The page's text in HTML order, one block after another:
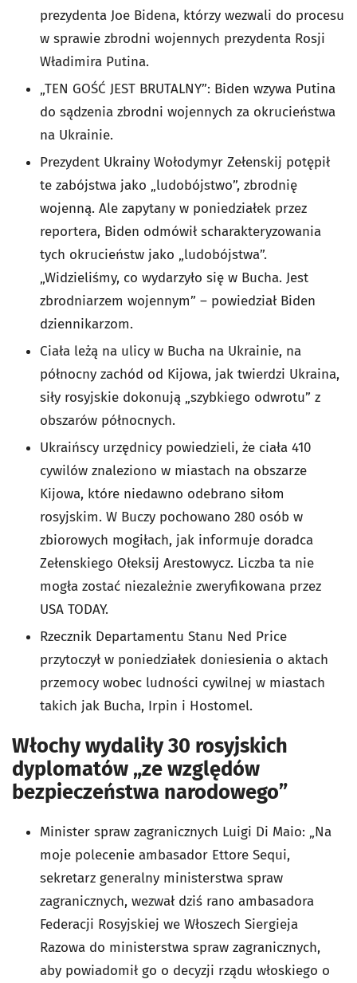
prezydenta Joe Bidena, którzy wezwali do procesu
w sprawie zbrodni wojennych prezydenta Rosji
Władimira Putina.
„TEN GOŚĆ JEST BRUTALNY”: Biden wzywa Putina
do sądzenia zbrodni wojennych za okrucieństwa
na Ukrainie.
Prezydent Ukrainy Wołodymyr Zełenskij potępił
te zabójstwa jako „ludobójstwo”, zbrodnię
wojenną. Ale zapytany w poniedziałek przez
reportera, Biden odmówił scharakteryzowania
tych okrucieństw jako „ludobójstwa”.
„Widzieliśmy, co wydarzyło się w Bucha. Jest
zbrodniarzem wojennym” – powiedział Biden
dziennikarzom.
Ciała leżą na ulicy w Bucha na Ukrainie, na
północny zachód od Kijowa, jak twierdzi Ukraina,
siły rosyjskie dokonują „szybkiego odwrotu” z
obszarów północnych.
Ukraińscy urzędnicy powiedzieli, że ciała 410
cywilów znaleziono w miastach na obszarze
Kijowa, które niedawno odebrano siłom
rosyjskim. W Buczy pochowano 280 osób w
zbiorowych mogiłach, jak informuje doradca
Zełenskiego Ołeksij Arestowycz. Liczba ta nie
mogła zostać niezależnie zweryfikowana przez
USA TODAY.
Rzecznik Departamentu Stanu Ned Price
przytoczył w poniedziałek doniesienia o aktach
przemocy wobec ludności cywilnej w miastach
takich jak Bucha, Irpin i Hostomel.
Włochy wydaliły 30 rosyjskich
dyplomatów „ze względów
bezpieczeństwa narodowego”
Minister spraw zagranicznych Luigi Di Maio: „Na
moje polecenie ambasador Ettore Sequi,
sekretarz generalny ministerstwa spraw
zagranicznych, wezwał dziś rano ambasadora
Federacji Rosyjskiej we Włoszech Siergieja
Razowa do ministerstwa spraw zagranicznych,
aby powiadomił go o decyzji rządu włoskiego o